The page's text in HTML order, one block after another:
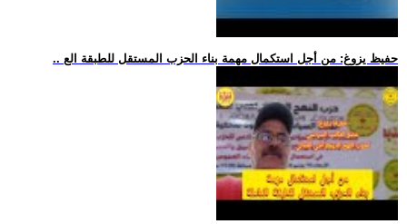
.. حفيظ يزوغ: من أجل استكمال مهمة بناء الحزب المستقل للطبقة الع